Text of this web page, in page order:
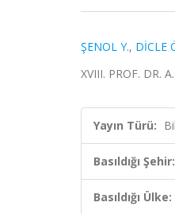
ŞENOL Y., DİCLE
XVIII. PROF. DR.
Yayın Türü:
Basıldığı Şehir:
Basıldığı Ülke: